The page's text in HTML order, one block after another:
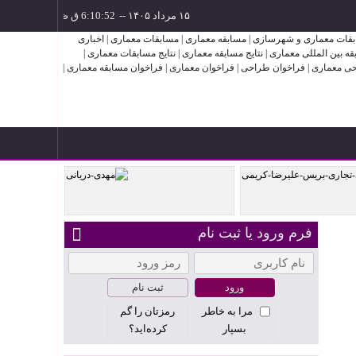
۱۵ مرداد ۱۴۰۵ --
ساختمان مهدی دریانیفرم ورود یا ثبت نام
ثبت نام
مرا به خاطر
بسپار
رمزتان را گم
کرده‌اید؟